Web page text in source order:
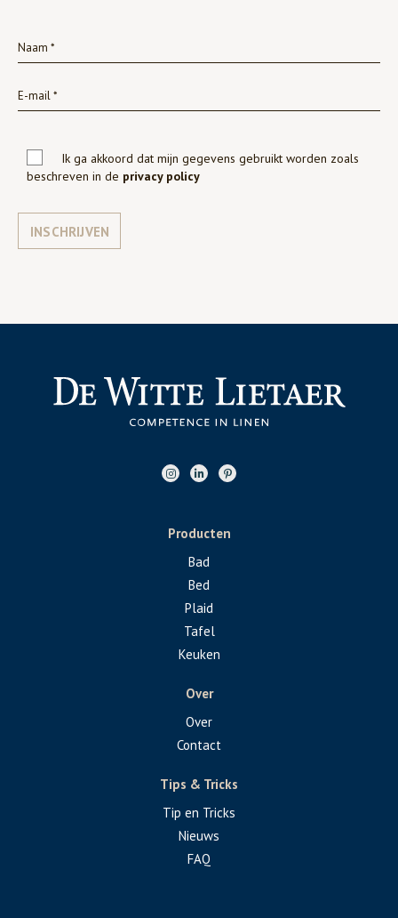
Ik ga akkoord dat mijn gegevens gebruikt worden zoals
beschreven in de privacy policy
INSCHRIJVEN
Producten
Bad
Bed
Plaid
Tafel
Keuken
Over
Over
Contact
Tips & Tricks
Tip en Tricks
Nieuws
FAQ